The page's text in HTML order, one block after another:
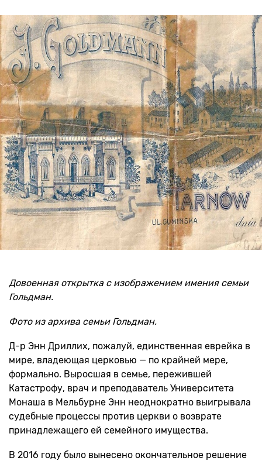
Довоенная открытка с изображением имения семьи
Гольдман.
Фото из архива семьи Гольдман.
Д-р Энн Дриллих, пожалуй, единственная еврейка в
мире, владеющая церковью — по крайней мере,
формально. Выросшая в семье, пережившей
Катастрофу, врач и преподаватель Университета
Монаша в Мельбурне Энн неоднократно выигрывала
судебные процессы против церкви о возврате
принадлежащего ей семейного имущества.
В 2016 году было вынесено окончательное решение